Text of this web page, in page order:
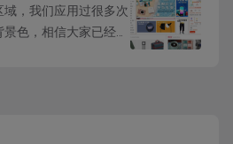
，我们应用过很多次
色，相信大家已经有